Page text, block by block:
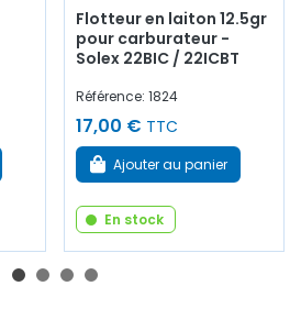
Flotteur en laiton 12.5gr
pour carburateur -
Solex 22BIC / 22ICBT
Référence: 1824
17,00 € TTC
Ajouter au panier
En stock